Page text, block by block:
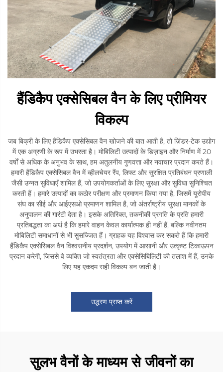
हैंडिकैप एक्सेसिबल वैन के लिए प्रीमियर
विकल्प
जब बिक्री के लिए हैंडिकैप एक्सेसिबल वैन खोजने की बात आती है, तो ज़िंडर-टेक उद्योग
में एक अग्रणी के रूप में उभरता है। मोबिलिटी उत्पादों के डिज़ाइन और निर्माण में 20
वर्षों से अधिक के अनुभव के साथ, हम अतुलनीय गुणवत्ता और नवाचार प्रदान करते हैं।
हमारी हैंडिकैप एक्सेसिबल वैन में व्हीलचेयर रैंप, लिफ्ट और सुरक्षित प्रतिबंधन प्रणाली
जैसी उन्नत सुविधाएँ शामिल हैं, जो उपयोगकर्ताओं के लिए सुरक्षा और सुविधा सुनिश्चित
करती हैं। हमारे उत्पादों का कठोर परीक्षण और प्रमाणन किया गया है, जिसमें यूरोपीय
संघ का सीई और आईएसओ प्रमाणन शामिल है, जो अंतर्राष्ट्रीय सुरक्षा मानकों के
अनुपालन की गारंटी देता है। इसके अतिरिक्त, तकनीकी प्रगति के प्रति हमारी
प्रतिबद्धता का अर्थ है कि हमारे वाहन केवल कार्यात्मक ही नहीं हैं, बल्कि नवीनतम
मोबिलिटी समाधानों से भी सुसज्जित हैं। ग्राहक यह विश्वास कर सकते हैं कि हमारी
हैंडिकैप एक्सेसिबल वैन विश्वसनीय प्रदर्शन, उपयोग में आसानी और उत्कृष्ट टिकाऊपन
प्रदान करेगी, जिससे वे व्यक्ति जो स्वतंत्रता और एक्सेसिबिलिटी की तलाश में हैं, उनके
लिए यह एकदम सही विकल्प बन जाती है।
उद्धरण प्राप्त करें
सुलभ वैनों के माध्यम से जीवनों का